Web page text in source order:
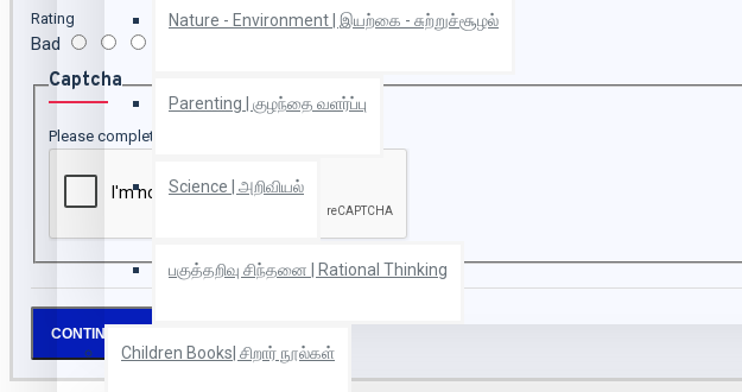
Nature - Environment | இயற்கை - சுற்றுச்சூழல்
Parenting | குழந்தை வளர்ப்பு
Science | அறிவியல்
பகுத்தறிவு சிந்தனை | Rational Thinking
Children Books| சிறார் நூல்கள்
Rating
Bad
Captcha
Please complete the captcha validation below
CONTINUE